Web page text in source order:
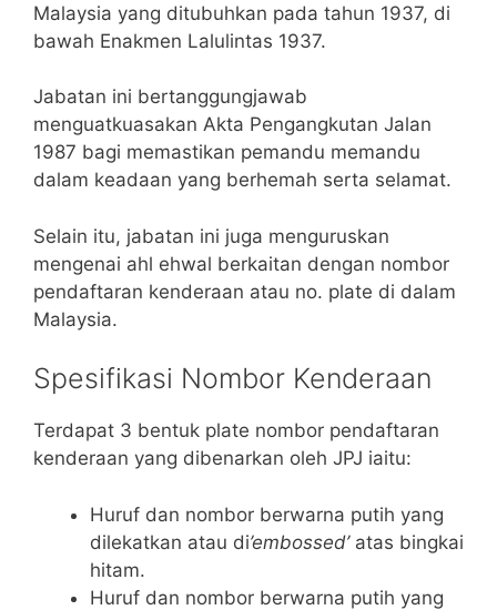
Malaysia yang ditubuhkan pada tahun 1937, di
bawah Enakmen Lalulintas 1937.
Jabatan ini bertanggungjawab
menguatkuasakan Akta Pengangkutan Jalan
1987 bagi memastikan pemandu memandu
dalam keadaan yang berhemah serta selamat.
Selain itu, jabatan ini juga menguruskan
mengenai ahl ehwal berkaitan dengan nombor
pendaftaran kenderaan atau no. plate di dalam
Malaysia.
Spesifikasi Nombor Kenderaan
Terdapat 3 bentuk plate nombor pendaftaran
kenderaan yang dibenarkan oleh JPJ iaitu:
Huruf dan nombor berwarna putih yang
dilekatkan atau di’embossed’atas bingkai
hitam.
Huruf dan nombor berwarna putih yang